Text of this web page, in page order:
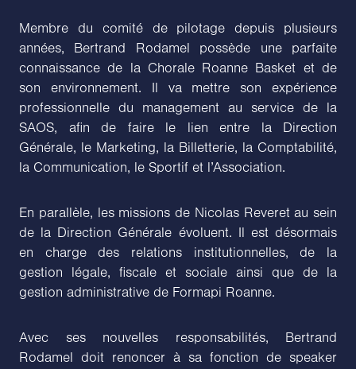
Membre du comité de pilotage depuis plusieurs
années, Bertrand Rodamel possède une parfaite
connaissance de la Chorale Roanne Basket et de
son environnement. Il va mettre son expérience
professionnelle du management au service de la
SAOS, afin de faire le lien entre la Direction
Générale, le Marketing, la Billetterie, la Comptabilité,
la Communication, le Sportif et l’Association.
En parallèle, les missions de Nicolas Reveret au sein
de la Direction Générale évoluent. Il est désormais
en charge des relations institutionnelles, de la
gestion légale, fiscale et sociale ainsi que de la
gestion administrative de Formapi Roanne.
Avec ses nouvelles responsabilités, Bertrand
Rodamel doit renoncer à sa fonction de speaker